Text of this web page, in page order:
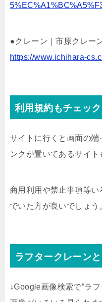
●クレーン｜市原クレー
https://www.ichihara-
利用規約もチェック
サイトに行くと画面の端
ンクが置いてあるサイト
商用利用や禁止事項等
でいた方が良いでしょう
ラフタークレーン
↓Google画像検索で”ラ